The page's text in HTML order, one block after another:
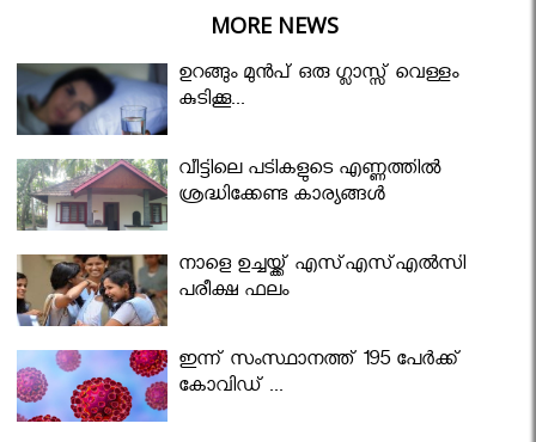
MORE NEWS
ഉറങ്ങും മുന്‍പ് ഒരു ഗ്ലാസ്സ് വെള്ളം
കുടിക്കൂ...
വീട്ടിലെ പടികളുടെ എണ്ണത്തിൽ
ശ്രദ്ധിക്കേണ്ട കാര്യങ്ങൾ
നാളെ ഉച്ചയ്ക്ക് എസ്എസ്എല്‍സി
പരീക്ഷ ഫലം
ഇന്ന് സംസ്ഥാനത്ത് 195 പേര്‍ക്ക്
കോവിഡ് ...